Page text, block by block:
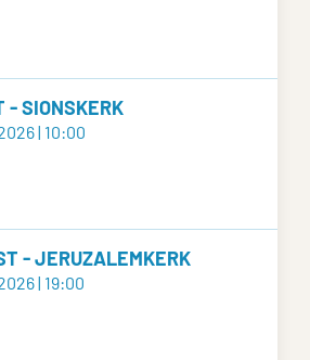
- SIONSKERK
| 10:00
- JERUZALEMKERK
| 19:00